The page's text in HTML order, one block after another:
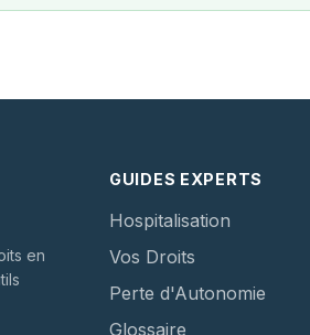
en
GUIDES EXPERTS
Hospitalisation
Vos Droits
Perte d'Autonomie
Glossaire